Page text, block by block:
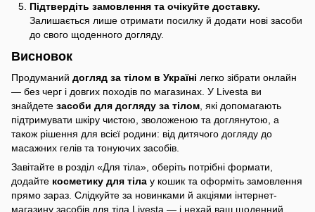
Підтвердіть замовлення та очікуйте доставку.
Залишається лише отримати посилку й додати нові засоби
до свого щоденного догляду.
Висновок
Продуманий догляд за тілом в Україні легко зібрати онлайн
— без черг і довгих походів по магазинах. У Livesta ви
знайдете засоби для догляду за тілом , які допомагають
підтримувати шкіру чистою, зволоженою та доглянутою, а
також рішення для всієї родини: від дитячого догляду до
масажних гелів та тонуючих засобів.
Завітайте в розділ «Для тіла», оберіть потрібні формати,
додайте косметику для тіла у кошик та оформіть замовлення
прямо зараз. Слідкуйте за новинками й акціями інтернет-
магазину засобів для тіла Livesta — і нехай ваш щоденний